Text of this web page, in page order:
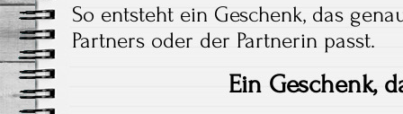
So entsteht ein Geschenk, das
Partners oder der Partnerin passt.
Ein Geschenk,